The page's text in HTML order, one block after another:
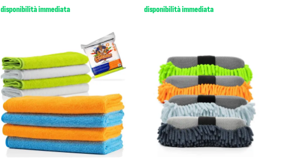
disponibilità immediata disponibilità immediata